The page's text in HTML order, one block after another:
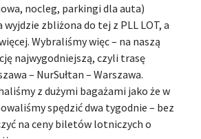
nocleg, parkingi dla auta)
wyjdzie zbliżona do tej z PLL LOT, a
Wybraliśmy więc – na naszą
najwygodniejszą, czyli trasę
– NurSułtan – Warszawa.
z dużymi bagażami jako że w
spędzić dwa tygodnie – bez
na ceny biletów lotniczych o